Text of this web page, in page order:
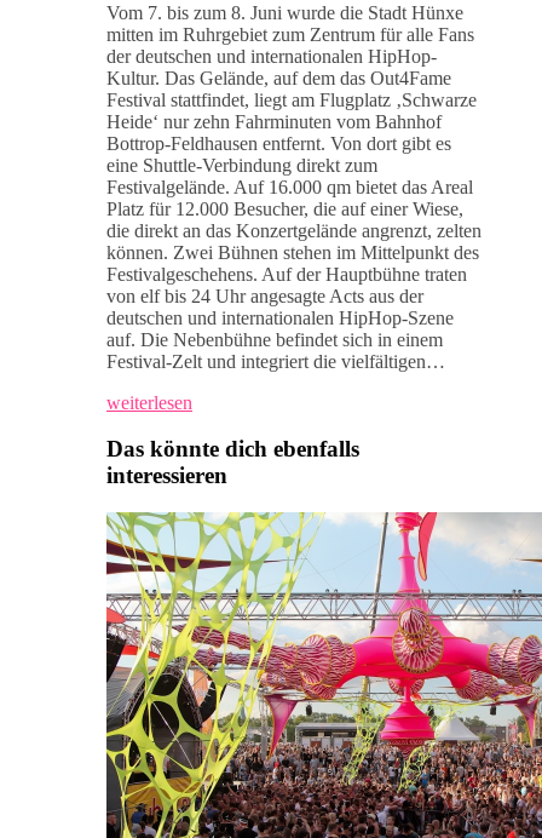
Vom 7. bis zum 8. Juni wurde die Stadt Hünxe
mitten im Ruhrgebiet zum Zentrum für alle Fans
der deutschen und internationalen HipHop-
Kultur. Das Gelände, auf dem das Out4Fame
Festival stattfindet, liegt am Flugplatz ‚Schwarze
Heide‘ nur zehn Fahrminuten vom Bahnhof
Bottrop-Feldhausen entfernt. Von dort gibt es
eine Shuttle-Verbindung direkt zum
Festivalgelände. Auf 16.000 qm bietet das Areal
Platz für 12.000 Besucher, die auf einer Wiese,
die direkt an das Konzertgelände angrenzt, zelten
können. Zwei Bühnen stehen im Mittelpunkt des
Festivalgeschehens. Auf der Hauptbühne traten
von elf bis 24 Uhr angesagte Acts aus der
deutschen und internationalen HipHop-Szene
auf. Die Nebenbühne befindet sich in einem
Festival-Zelt und integriert die vielfältigen…
weiterlesen
Das könnte dich ebenfalls
interessieren